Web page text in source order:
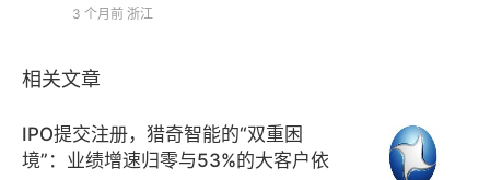
3 个月前 浙江
相关文章
IPO提交注册，猎奇智能的“双重困
境”：业绩增速归零与53%的大客户依